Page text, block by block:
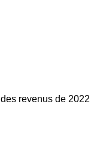
revenus de 2022